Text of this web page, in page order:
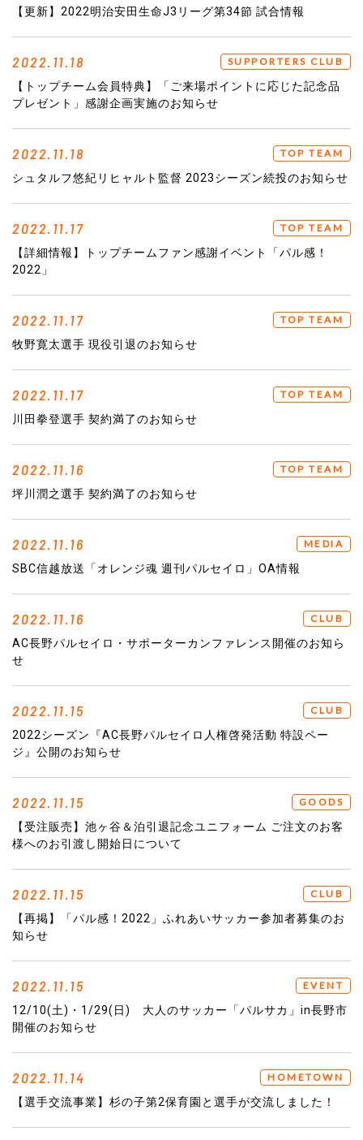
【更新】2022明治安田生命J3リーグ第34節 試合情報
2022.11.18 SUPPORTERS CLUB
【トップチーム会員特典】「ご来場ポイントに応じた記念品
プレゼント」感謝企画実施のお知らせ
2022.11.18 TOP TEAM
シュタルフ悠紀リヒャルト監督 2023シーズン続投のお知らせ
2022.11.17 TOP TEAM
【詳細情報】トップチームファン感謝イベント「パル感！
2022」
2022.11.17 TOP TEAM
牧野寛太選手 現役引退のお知らせ
2022.11.17 TOP TEAM
川田拳登選手 契約満了のお知らせ
2022.11.16 TOP TEAM
坪川潤之選手 契約満了のお知らせ
2022.11.16 MEDIA
SBC信越放送「オレンジ魂 週刊パルセイロ」OA情報
2022.11.16 CLUB
AC長野パルセイロ・サポーターカンファレンス開催のお知ら
せ
2022.11.15 CLUB
2022シーズン『AC長野パルセイロ人権啓発活動 特設ペー
ジ』公開のお知らせ
2022.11.15 GOODS
【受注販売】池ヶ谷＆泊引退記念ユニフォーム ご注文のお客
様へのお引渡し開始日について
2022.11.15 CLUB
【再掲】「パル感！2022」ふれあいサッカー参加者募集のお
知らせ
2022.11.15 EVENT
12/10(土)・1/29(日) 大人のサッカー「パルサカ」in長野市
開催のお知らせ
2022.11.14 HOMETOWN
【選手交流事業】杉の子第2保育園と選手が交流しました！